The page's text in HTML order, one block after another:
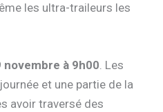
les ultra-traileurs les
novembre à 9h00. Les
et une partie de la
avoir traversé des